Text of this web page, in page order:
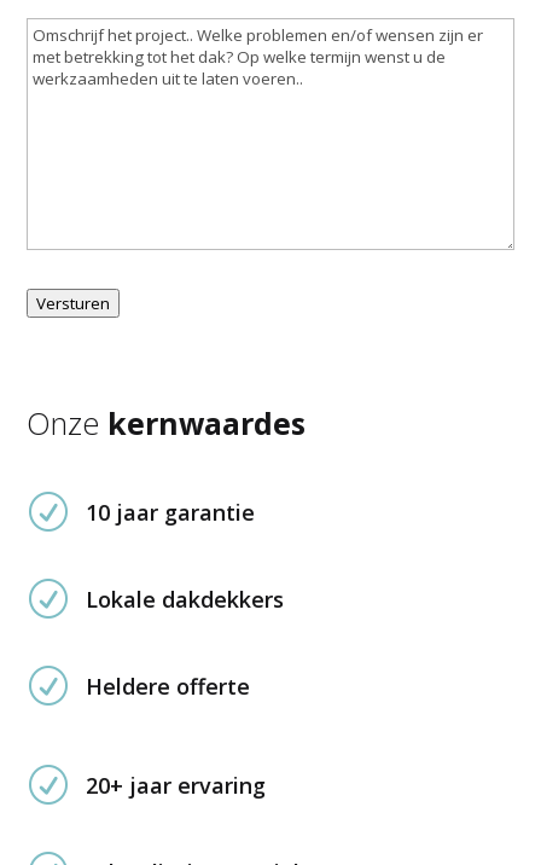
Omschrijving
werkzaamheden(Vereist)
Versturen
Onze kernwaardes
R 10 jaar garantie
R Lokale dakdekkers
R Heldere offerte
R 20+ jaar ervaring